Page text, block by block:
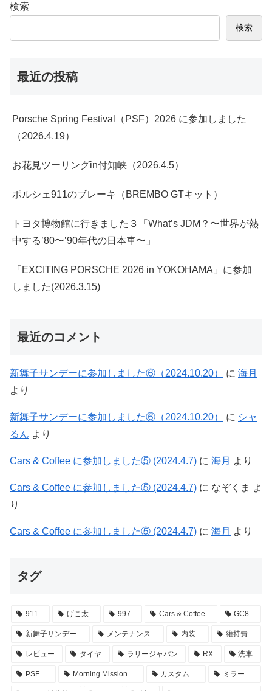
検索
検索
最近の投稿
Porsche Spring Festival（PSF）2026 に参加しました
（2026.4.19）
お花見ツーリングin付知峡（2026.4.5）
ポルシェ911のブレーキ（BREMBO GTキット）
トヨタ博物館に行きました３「What’s JDM？〜世界が熱
中する’80〜’90年代の日本車〜」
「EXCITING PORSCHE 2026 in YOKOHAMA」に参加
しました(2026.3.15)
最近のコメント
新舞子サンデーに参加しました⑥（2024.10.20） に 海月
より
新舞子サンデーに参加しました⑥（2024.10.20） に シャ
るん より
Cars & Coffee に参加しました⑤ (2024.4.7) に 海月 より
Cars & Coffee に参加しました⑤ (2024.4.7) に なぞくま よ
り
Cars & Coffee に参加しました⑤ (2024.4.7) に 海月 より
タグ
911 げこ太 997 Cars & Coffee GC8
新舞子サンデー メンテナンス 内装 維持費
レビュー タイヤ ラリージャパン RX 洗車
PSF Morning Mission カスタム ミラー